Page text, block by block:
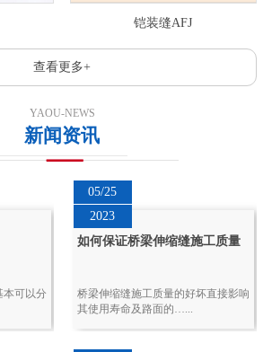
铠装缝AFJ
查看更多+
YAOU-NEWS
新闻资讯
本可以分
05/25
2023
如何保证桥梁伸缩缝施工质量
桥梁伸缩缝施工质量的好坏直接影响
其使用寿命及路面的…...